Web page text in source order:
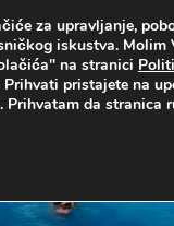
UŽIVO
za upravljanje,
iskustva. Molim
na stranici
pristajete na
Prihvatam da stranica